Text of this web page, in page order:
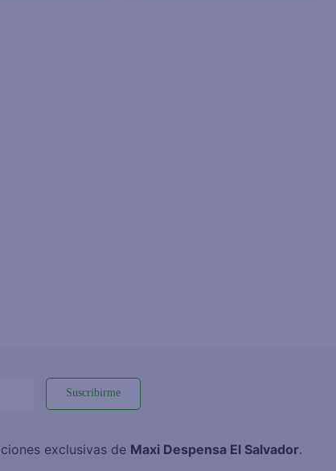
Suscribirme
exclusivas de Maxi Despensa El Salvador.